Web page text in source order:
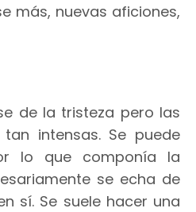
más, nuevas aficiones,
de la tristeza pero las
intensas. Se puede
lo que componía la
se echa de
sí. Se suele hacer una